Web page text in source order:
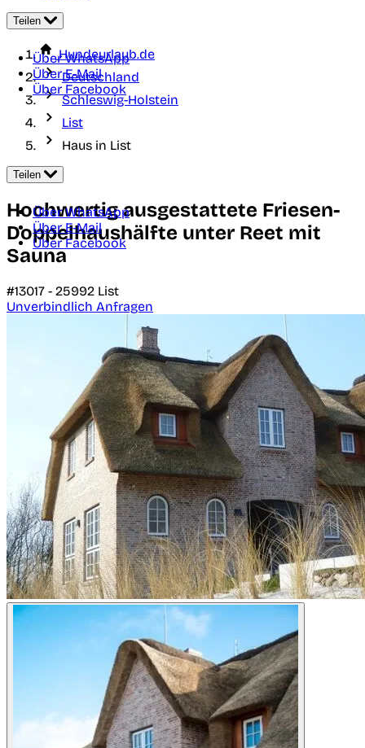
Teilen
Über WhatsApp
Über E-Mail
Über Facebook
Hundeurlaub.de
Deutschland
Schleswig-Holstein
List
Haus in List
Teilen
Über WhatsApp
Über E-Mail
Über Facebook
Hochwertig ausgestattete Friesen-
Doppelhaushälfte unter Reet mit
Sauna
#13017 - 25992 List
Unverbindlich Anfragen